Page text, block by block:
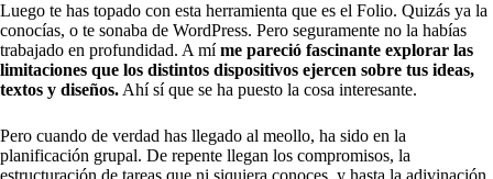
Luego te has topado con esta herramienta que es el Folio. Quizás ya la
conocías, o te sonaba de WordPress. Pero seguramente no la habías
trabajado en profundidad. A míme pareció fascinante explorar las
limitaciones que los distintos dispositivos ejercen sobre tus ideas,
textos y diseños. Ahí sí que se ha puesto la cosa interesante.
Pero cuando de verdad has llegado al meollo, ha sido en la
planificación grupal. De repente llegan los compromisos, la